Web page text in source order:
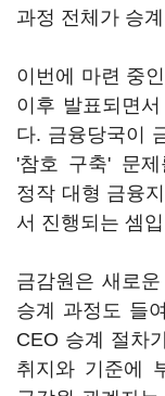
과정 전체가 승
이번에 마련 중
이후 발표되면
다. 금융당국이
'참호 구축' 문
정작 대형 금융
서 진행되는 셈
금감원은 새로
승계 과정도 들
CEO 승계 절차
취지와 기준에